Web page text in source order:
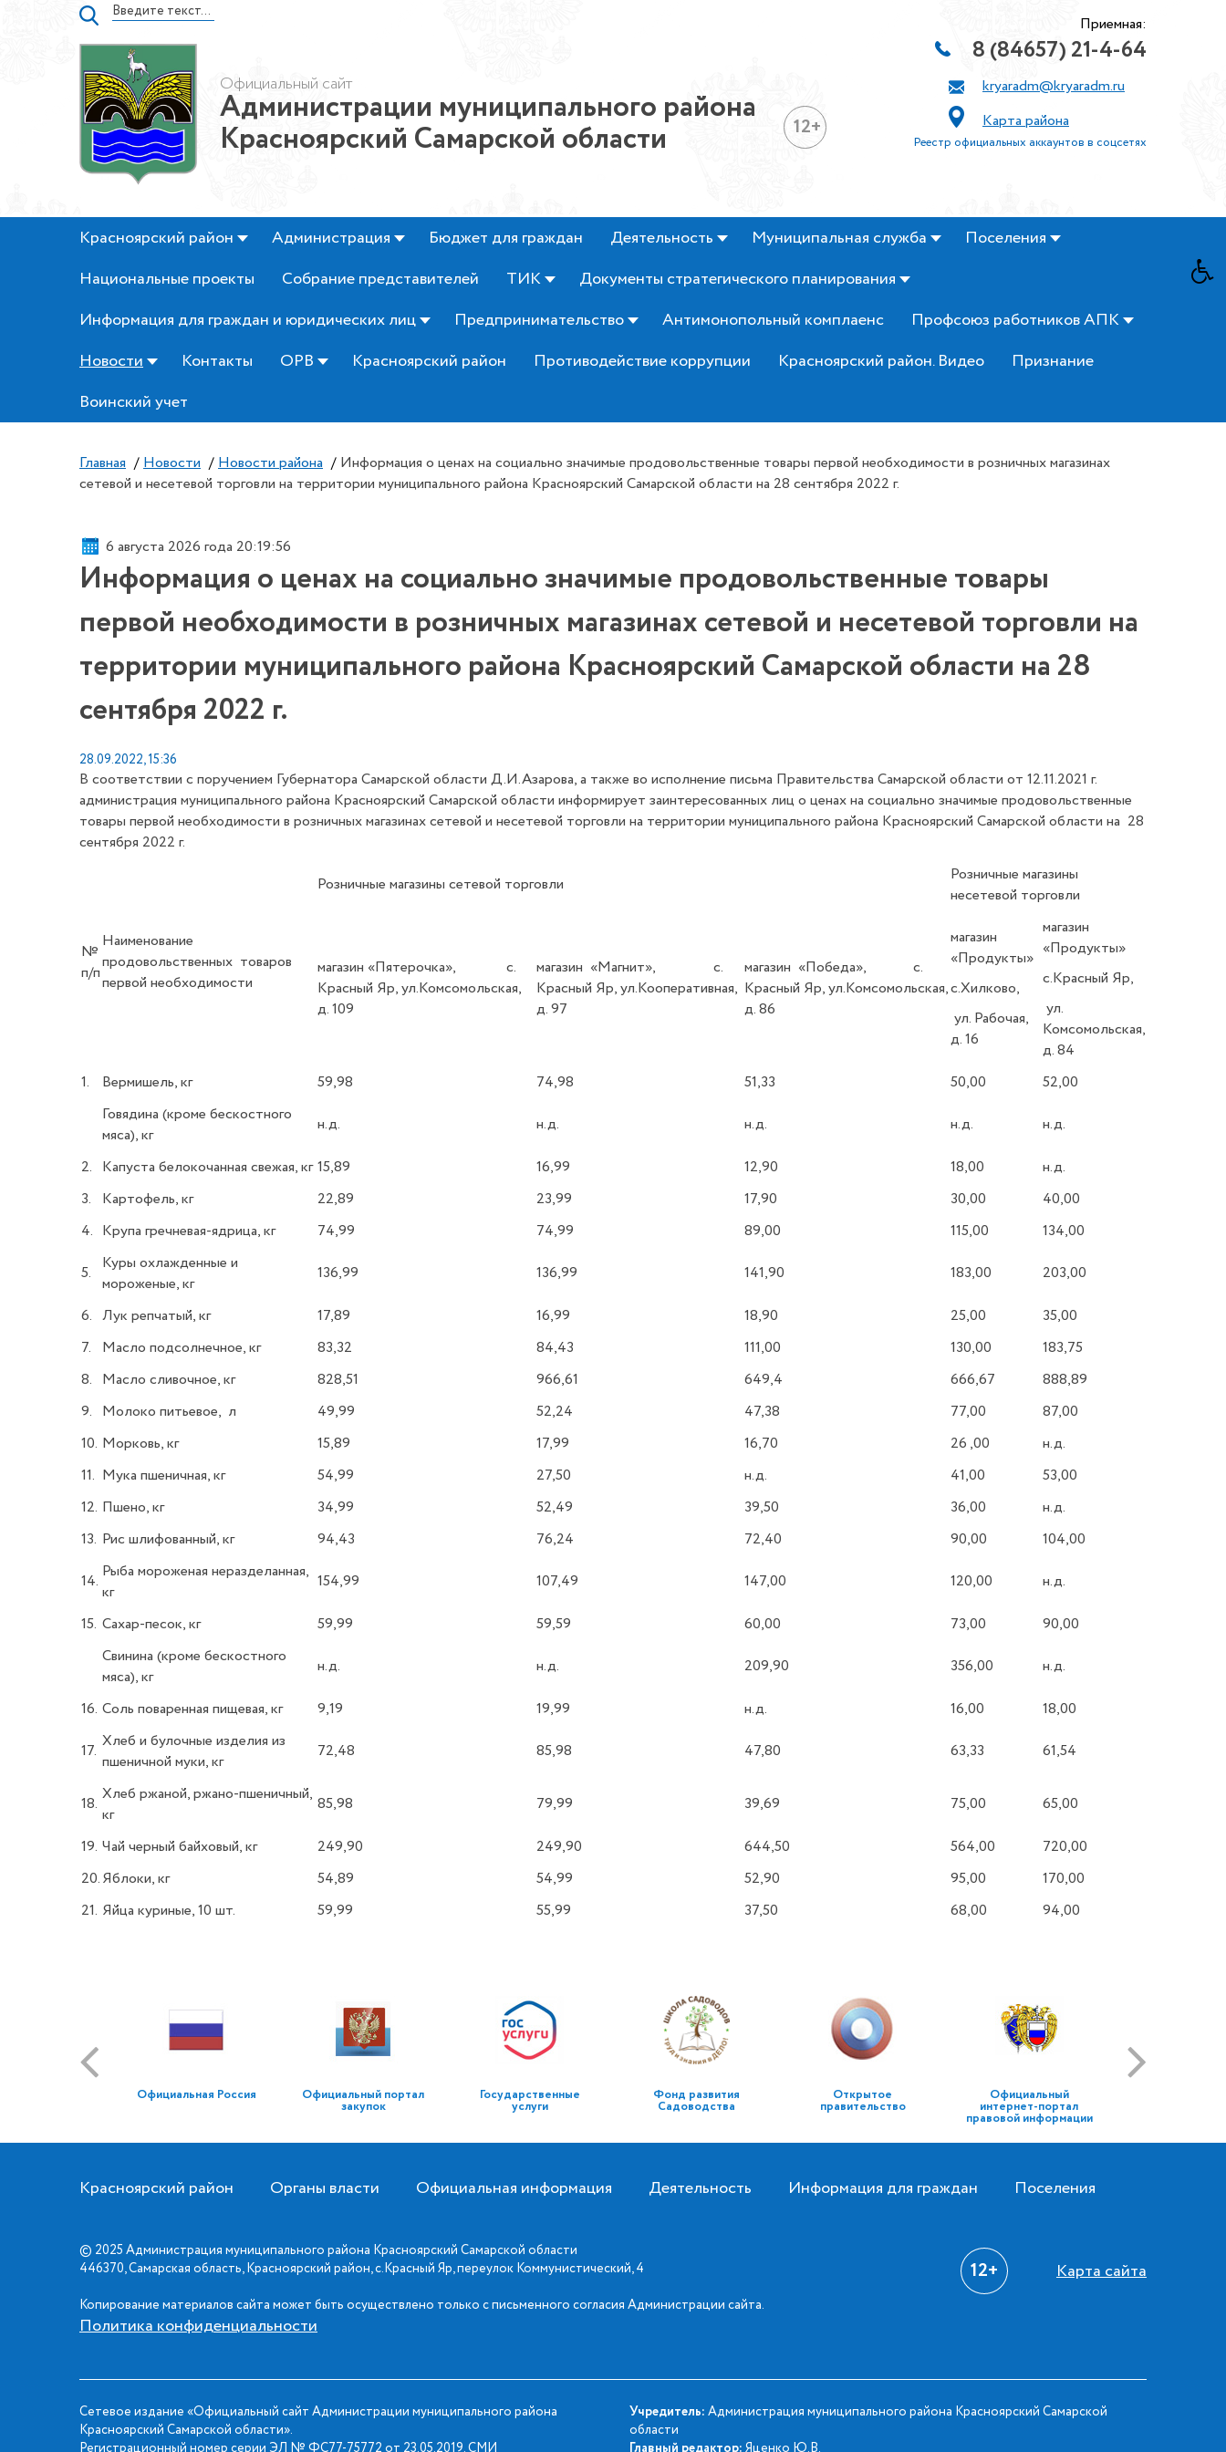
Официальный сайт
Администрации муниципального района
Красноярский Самарской области 12+
Приемная:
8 (84657) 21-4-64
kryaradm@kryaradm.ru
Карта района
Реестр официальных аккаунтов в соцсетях
Красноярский район Администрация Бюджет для граждан Деятельность Муниципальная служба
Поселения
Национальные проекты
Собрание представителей ТИК
Документы стратегического планирования
Информация для граждан и юридических лиц
Предпринимательство Антимонопольный комплаенс
Профсоюз работников АПК
Новости
Контакты ОРВ Красноярский район Противодействие коррупции Красноярский район. Видео
Признание
Воинский учет
Главная / Новости / Новости района / Информация о ценах на социально значимые продовольственные товары первой необходимости в розничных магазинах
сетевой и несетевой торговли на территории муниципального района Красноярский Самарской области на 28 сентября 2022 г.
6 августа 2026 года 20:19:57
Информация о ценах на социально значимые продовольственные товары
первой необходимости в розничных магазинах сетевой и несетевой торговли на
территории муниципального района Красноярский Самарской области на 28
сентября 2022 г.
28.09.2022, 15:36
В соответствии с поручением Губернатора Самарской области Д.И.Азарова, а также во исполнение письма Правительства Самарской области от 12.11.2021 г.
администрация муниципального района Красноярский Самарской области информирует заинтересованных лиц о ценах на социально значимые продовольственные
товары первой необходимости в розничных магазинах сетевой и несетевой торговли на территории муниципального района Красноярский Самарской области на 28
сентября 2022 г.
№
п/п
Наименование
продовольственных товаров
первой необходимости
Розничные магазины сетевой торговли
Розничные магазины
несетевой торговли
магазин «Пятерочка», с.
Красный Яр, ул.Комсомольская,
д. 109
магазин «Магнит», с.
Красный Яр, ул.Кооперативная,
д. 97
магазин «Победа», с.
Красный Яр, ул.Комсомольская,
д. 86
магазин
«Продукты»
с.Хилково,
ул. Рабочая,
д. 16
магазин
«Продукты»
с.Красный Яр,
ул.
Комсомольская,
д. 84
1.
Вермишель, кг 59,98 74,98 51,33 50,00
52,00
Говядина (кроме бескостного
мяса), кг
н.д. н.д. н.д. н.д. н.д.
2. Капуста белокочанная свежая, кг 15,89 16,99 12,90 18,00
н.д.
3.
Картофель, кг 22,89 23,99 17,90 30,00
40,00
4. Крупа гречневая-ядрица, кг 74,99 74,99 89,00 115,00
134,00
5.
Куры охлажденные и
мороженые, кг
136,99 136,99 141,90 183,00 203,00
6. Лук репчатый, кг 17,89 16,99 18,90 25,00
35,00
7.
Масло подсолнечное, кг 83,32 84,43 111,00 130,00
183,75
8. Масло сливочное, кг 828,51 966,61 649,4 666,67
888,89
9. Молоко питьевое, л 49,99 52,24 47,38 77,00
87,00
10. Морковь, кг 15,89 17,99 16,70 26 ,00
н.д.
11. Мука пшеничная, кг 54,99 27,50 н.д. 41,00
53,00
12. Пшено, кг 34,99 52,49 39,50 36,00
н.д.
13. Рис шлифованный, кг 94,43 76,24 72,40 90,00
104,00
14. Рыба мороженая неразделанная,
кг
154,99 107,49 147,00 120,00 н.д.
15. Сахар-песок, кг 59,99 59,59 60,00 73,00
90,00
Свинина (кроме бескостного
мяса), кг
н.д. н.д. 209,90 356,00 н.д.
16. Соль поваренная пищевая, кг 9,19 19,99 н.д. 16,00
18,00
17. Хлеб и булочные изделия из
пшеничной муки, кг
72,48 85,98 47,80 63,33 61,54
18. Хлеб ржаной, ржано-пшеничный,
кг
85,98 79,99 39,69 75,00 65,00
19. Чай черный байховый, кг 249,90 249,90 644,50 564,00
720,00
20.Яблоки, кг 54,89 54,99 52,90 95,00
170,00
21. Яйца куриные, 10 шт. 59,99 55,99 37,50 68,00 94,00
Официальная Россия Официальный портал
закупок
Государственные
услуги
Фонд развития
Садоводства
Открытое
правительство
Официальный
интернет-портал
правовой информации
Красноярский район Органы власти Официальная информация Деятельность Информация для граждан Поселения
© 2025 Администрация муниципального района Красноярский Самарской области
446370, Самарская область, Красноярский район, с.Красный Яр, переулок Коммунистический, 4
Копирование материалов сайта может быть осуществлено только с письменного согласия Администрации сайта.
Политика конфиденциальности
12+ Карта сайта
Сетевое издание «Официальный сайт Администрации муниципального района
Красноярский Самарской области».
Регистрационный номер серии ЭЛ № ФС77-75772 от 23.05.2019. СМИ
Учредитель: Администрация муниципального района Красноярский Самарской
области
Главный редактор: Яценко Ю.В.